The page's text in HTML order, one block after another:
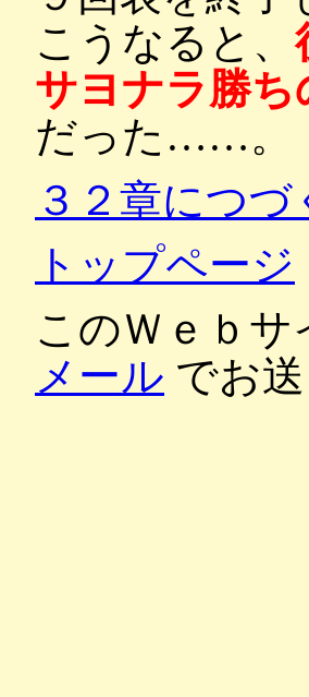
こうなると、
サヨナラ勝ち
だった……。
３２章につづ
トップページ
このＷｅｂ
メール でお